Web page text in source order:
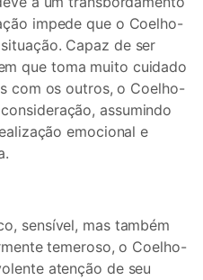
impede que o Coelho-
Capaz de ser
que toma muito cuidado
com os outros, o Coelho-
assumindo
emocional e
sensível, mas também
temeroso, o Coelho-
atenção de seu